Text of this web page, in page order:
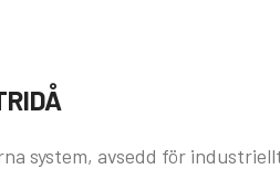
system, avsedd för